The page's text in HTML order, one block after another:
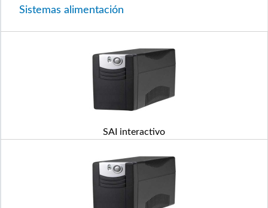
Sistemas alimentación
SAI interactivo